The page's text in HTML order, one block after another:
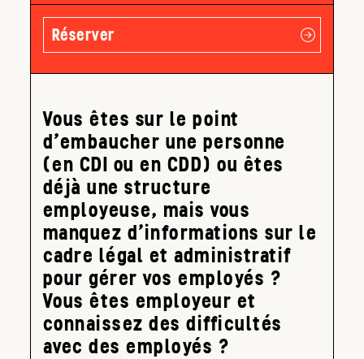
Réserver
Vous êtes sur le point
d’embaucher une personne
(en CDI ou en CDD) ou êtes
déjà une structure
employeuse, mais vous
manquez d’informations sur le
cadre légal et administratif
pour gérer vos employés ?
Vous êtes employeur et
connaissez des difficultés
avec des employés ?